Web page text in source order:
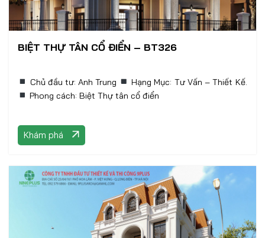
BIỆT THỰ TÂN CỔ ĐIỂN – BT326
Chủ đầu tư: Anh Trung
Hạng Mục: Tư Vấn – Thiết Kế.
Phong cách: Biệt Thự tân cổ điển
Khám phá